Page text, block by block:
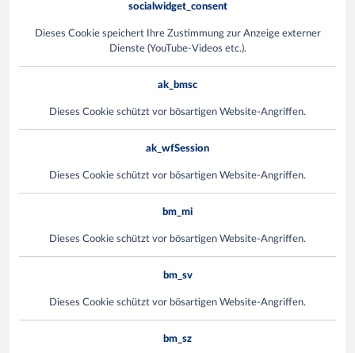
socialwidget_consent
Dieses Cookie speichert Ihre Zustimmung zur Anzeige externer
Dienste (YouTube-Videos etc.).
ak_bmsc
Dieses Cookie schützt vor bösartigen Website-Angriffen.
ak_wfSession
Dieses Cookie schützt vor bösartigen Website-Angriffen.
bm_mi
Dieses Cookie schützt vor bösartigen Website-Angriffen.
bm_sv
Dieses Cookie schützt vor bösartigen Website-Angriffen.
bm_sz